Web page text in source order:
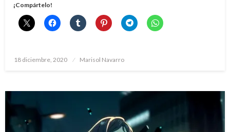
¡Compártelo!
Publicado
18 diciembre, 2020 Marisol Navarro